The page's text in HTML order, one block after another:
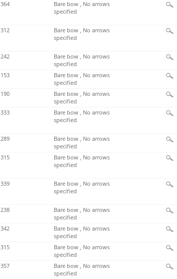
364
Bare bow , No arrows
specified
312
Bare bow , No arrows
specified
242
Bare bow , No arrows
specified
153
Bare bow , No arrows
specified
190
Bare bow , No arrows
specified
333
Bare bow , No arrows
specified
289
Bare bow , No arrows
specified
315
Bare bow , No arrows
specified
339
Bare bow , No arrows
specified
238
Bare bow , No arrows
specified
342
Bare bow , No arrows
specified
315
Bare bow , No arrows
specified
357
Bare bow , No arrows
specified